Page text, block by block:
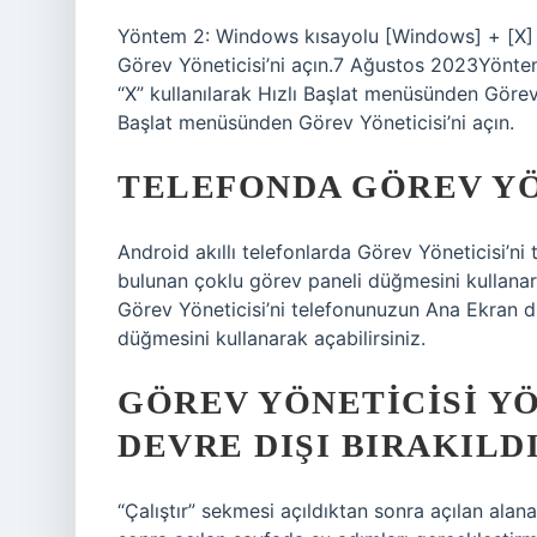
Yöntem 2: Windows kısayolu [Windows] + [X]
Görev Yöneticisi’ni açın.7 Ağustos
“X” kullanılarak Hızlı Başlat menüsünden
Başlat menüsünden Görev Yöneticisi’ni açın.
TELEFONDA GÖREV
Android akıllı telefonlarda Görev
bulunan çoklu görev paneli düğmesini
Görev Yöneticisi’ni telefonunuzun Ana
düğmesini kullanarak açabilirsiniz.
GÖREV YÖNETICISI
DEVRE DIŞI
“Çalıştır” sekmesi açıldıktan sonra açılan